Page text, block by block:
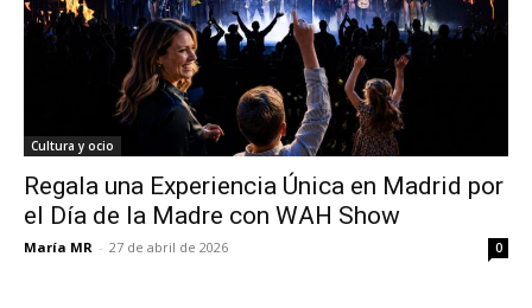
Cultura y ocio
Regala una Experiencia Única en Madrid por
el Día de la Madre con WAH Show
María MR - 27 de abril de 2026 0